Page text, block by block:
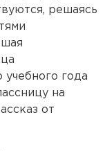
решаясь
учебного года
на
от